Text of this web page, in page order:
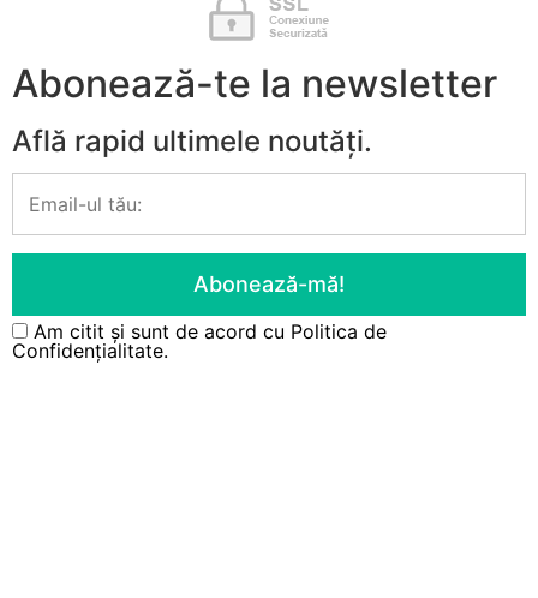
Abonează-te la newsletter
Află rapid ultimele noutăți.
Am citit și sunt de acord cu Politica de
Confidențialitate.